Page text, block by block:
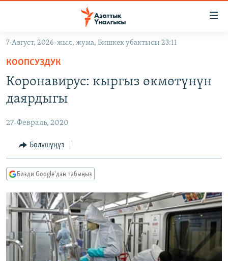
Навигацияга
өтүңүз
Издөөгө
салыңызКЫРГЫЗСТАН
ЭКОНОМИКА
МАДАНИЯТ
ДҮЙНӨ
БОРБОР АЗИЯ
УКРАИНА
АТАЙЫН ИЛИКТӨӨ
ТВ ПРОГРАММАЛАР
ЭКСПЕРТТЕР ТАЛДАЙТ
БИЗ ЖАНА ДҮЙНӨ
ДАНИСТЕ
ЭЖЕ-СИҢДИЛЕР
АЗАТТЫК+
ӨЗГӨЧӨ ПИКИР
Русский
ОНЛАЙН ШЕРИНЕ
7-Август, 2026-жыл, жума, Бишкек убактысы 23:11
КООПСУЗДУК
Коронавирус: кыргыз өкмөтүнүн
даярдыгы
27-Февраль, 2020
Бөлүшүңүз
Бизди Google'дан табыңыз